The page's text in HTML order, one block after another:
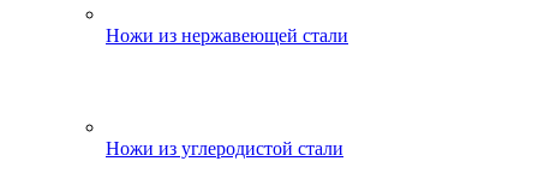
Ножи из нержавеющей стали
Ножи из углеродистой стали